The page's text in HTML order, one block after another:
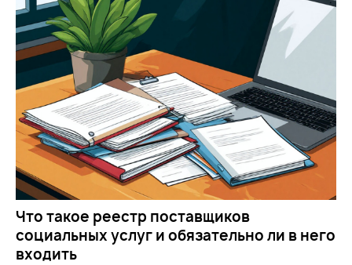
Что такое реестр поставщиков
социальных услуг и обязательно ли в него
входить